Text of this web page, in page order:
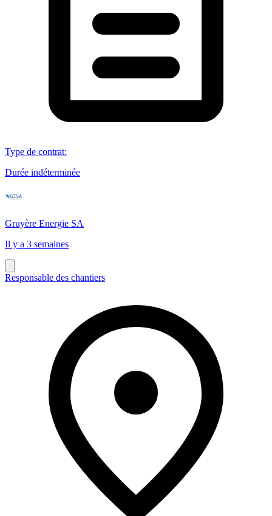
Type de contrat:
Durée indéterminée
Gruyère Energie SA
Il y a 3 semaines
Responsable des chantiers